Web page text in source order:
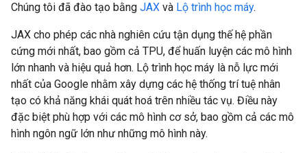
Chúng tôi đã đào tạo bằng JAX và Lộ trình học máy.
JAX cho phép các nhà nghiên cứu tận dụng thế hệ phần
cứng mới nhất, bao gồm cả TPU, để huấn luyện các mô hình
lớn nhanh và hiệu quả hơn. Lộ trình học máy là nỗ lực mới
nhất của Google nhằm xây dựng các hệ thống trí tuệ nhân
tạo có khả năng khái quát hoá trên nhiều tác vụ. Điều này
đặc biệt phù hợp với các mô hình cơ sở, bao gồm cả các mô
hình ngôn ngữ lớn như những mô hình này.